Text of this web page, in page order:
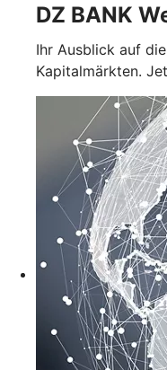
DZ BANK
Ihr Ausblick auf
Kapitalmärkten.